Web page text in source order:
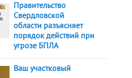
Правительство
Свердловской
области разъясняет
порядок действий при
угрозе БПЛА
Ваш участковый